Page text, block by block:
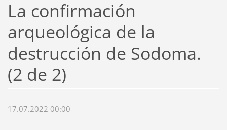
La confirmación
arqueológica de la
destrucción de Sodoma.
(2 de 2)
17.07.2022 00:00